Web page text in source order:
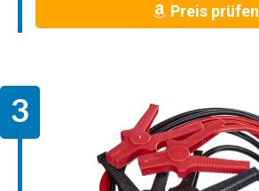
Preis prüfen